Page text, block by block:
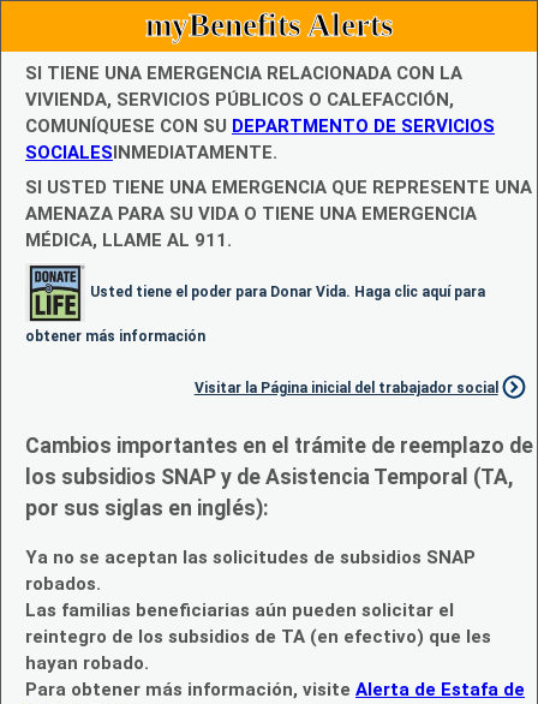
myBenefits Alerts
SI TIENE UNA EMERGENCIA RELACIONADA CON LA
VIVIENDA, SERVICIOS PÚBLICOS O CALEFACCIÓN,
COMUNÍQUESE CON SU DEPARTMENTO DE SERVICIOS
SOCIALESINMEDIATAMENTE.
SI USTED TIENE UNA EMERGENCIA QUE REPRESENTE UNA
AMENAZA PARA SU VIDA O TIENE UNA EMERGENCIA
MÉDICA, LLAME AL 911.
Usted tiene el poder para Donar Vida. Haga clic aquí para
obtener más información
Visitar la Página inicial del trabajador social
Cambios importantes en el trámite de reemplazo de
los subsidios SNAP y de Asistencia Temporal (TA,
por sus siglas en inglés):
Ya no se aceptan las solicitudes de subsidios SNAP
robados.
Las familias beneficiarias aún pueden solicitar el
reintegro de los subsidios de TA (en efectivo) que les
hayan robado.
Para obtener más información, visite Alerta de Estafa de